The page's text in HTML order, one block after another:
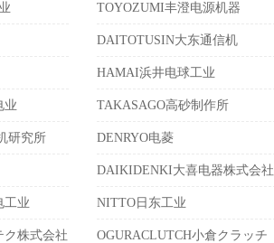
TOYOZUMI丰澄电源机器
DAITOTUSIN大东通信机
HAMAI浜井电球工业
业 TAKASAGO高砂制作所
研究所 DENRYO电菱
DAIKIDENKI大喜电器株式会社
工业 NITTO日东工业
ク株式会社 OGURACLUTCH小倉クラッチ